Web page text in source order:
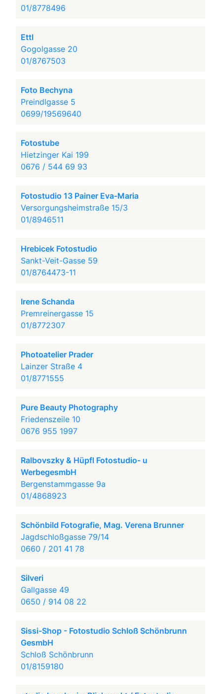
01/8778496
Ettl
Gogolgasse 20
01/8767503
Foto Bechyna
Preindlgasse 5
0699/19569640
Fotostube
Hietzinger Kai 199
0676 / 544 69 93
Fotostudio 13 Painer Eva-Maria
Versorgungsheimstraße 15/3
01/8946511
Hrebicek Fotostudio
Sankt-Veit-Gasse 59
01/8764473-11
Irene Schanda
Premreinergasse 15
01/8772307
Photoatelier Prader
Lainzer Straße 4
01/8771555
Pure Beauty Photography
Friedenszeile 10
0676 955 1997
Ralbovszky & Hüpfl Fotostudio- u
WerbegesmbH
Bergenstammgasse 9a
01/4868923
Schönbild Fotografie, Mag. Verena Brunner
Jagdschloßgasse 79/14
0660 / 201 41 78
Silveri
Gallgasse 49
0650 / 914 08 22
Sissi-Shop - Fotostudio Schloß Schönbrunn
GesmbH
Schloß Schönbrunn
01/8159180